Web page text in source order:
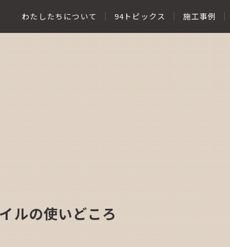
わたしたちについて 94トピックス 施工事例
ルの使いどころ